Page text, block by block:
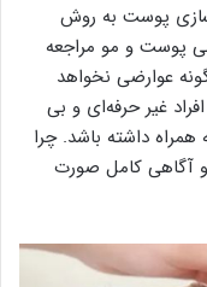
پوست به روش
پوست و مو مراجعه
عوارضی نخواهد
غیر حرفه‌ای و بی
داشته باشد. چرا
و آگاهی کامل صورت